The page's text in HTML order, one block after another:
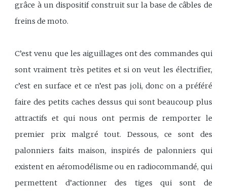
grâce à un dispositif construit sur la base de câbles de
freins de moto.
C’est venu que les aiguillages ont des commandes qui
sont vraiment très petites et si on veut les électrifier,
c’est en surface et ce n’est pas joli, donc on a préféré
faire des petits caches dessus qui sont beaucoup plus
attractifs et qui nous ont permis de remporter le
premier prix malgré tout. Dessous, ce sont des
palonniers faits maison, inspirés de palonniers qui
existent en aéromodélisme ou en radiocommandé, qui
permettent d’actionner des tiges qui sont de